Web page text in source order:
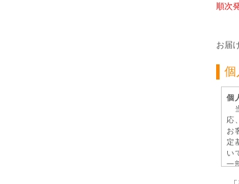
順次
お届
個
個
応
お
定
い
一